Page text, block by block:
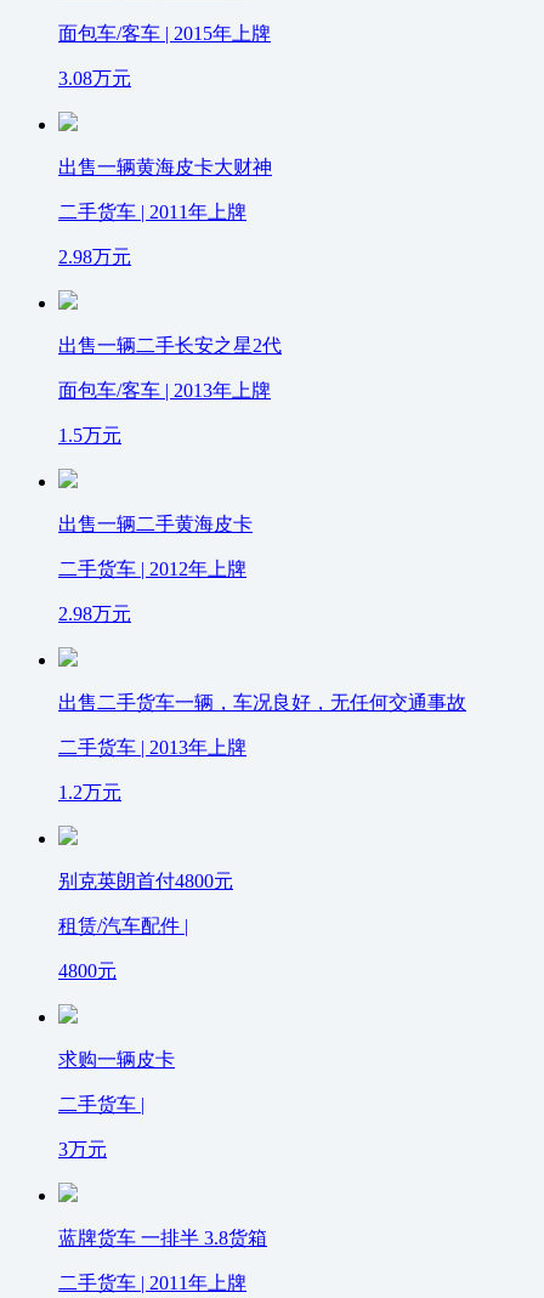
面包车/客车 | 2015年上牌
3.08万元
出售一辆黄海皮卡大财神
二手货车 | 2011年上牌
2.98万元
出售一辆二手长安之星2代
面包车/客车 | 2013年上牌
1.5万元
出售一辆二手黄海皮卡
二手货车 | 2012年上牌
2.98万元
出售二手货车一辆，车况良好，无任何交通事故
二手货车 | 2013年上牌
1.2万元
别克英朗首付4800元
租赁/汽车配件 |
4800元
求购一辆皮卡
二手货车 |
3万元
蓝牌货车 一排半 3.8货箱
二手货车 | 2011年上牌